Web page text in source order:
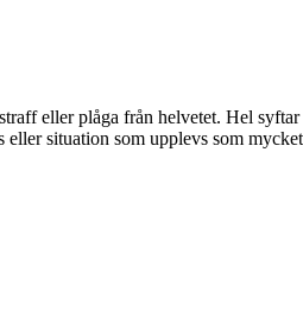
eller plåga från helvetet. Hel
situation som upplevs som